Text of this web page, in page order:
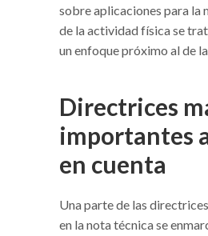
sobre aplicaciones para la
de la actividad física se
un enfoque próximo al de
Directrices
importantes
en cuenta
Una parte de las
en la nota técnica se